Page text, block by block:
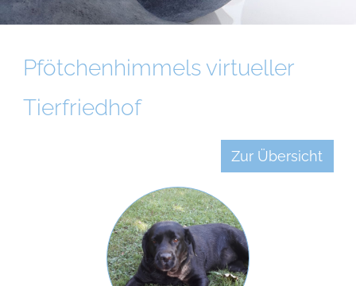
Pfötchenhimmels virtueller
Tierfriedhof
Zur Übersicht